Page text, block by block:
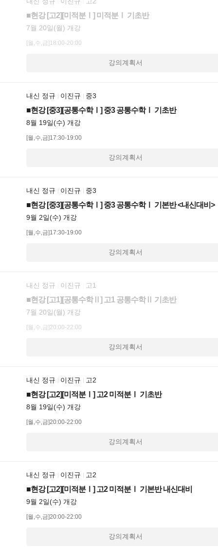
■현강 [고2][미적분Ⅰ] 미적분Ⅰ 기초반
7월 20일(월) 개강
[월,수,금]18:00-20:00
강의계획서
내신 정규 이진규 중3
■현강 [중3][공통수학Ⅰ] 중3 공통수학Ⅰ 기초반
8월 19일(수) 개강
[월,수,금]17:30-19:00
강의계획서
내신 정규 이진규 중3
■현강 [중3][공통수학Ⅰ] 중3 공통수학Ⅰ 기본반 <내신대비>
9월 2일(수) 개강
[월,수,금]17:30-19:00
강의계획서
내신 정규 이진규 고1
■현강 [고1][공통수학Ⅱ] 고1 공통수학Ⅱ 기초반
7월 20일(월) 개강
[월,수,금]20:00-22:00
강의계획서
내신 정규 이진규 고2
■현강 [고2][미적분Ⅰ] 고2 미적분Ⅰ 기초반
8월 19일(수) 개강
[월,수,금]20:00-22:00
강의계획서
내신 정규 이진규 고2
■현강 [고2][미적분Ⅰ] 고2 미적분Ⅰ 기본반 내신대비
9월 2일(수) 개강
[월,수,금]20:00-22:00
강의계획서